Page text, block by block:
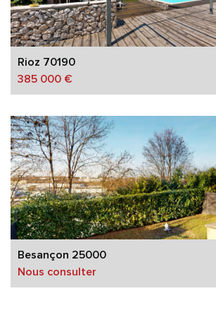
Rioz 70190
385 000 €
Besançon 25000
Nous consulter